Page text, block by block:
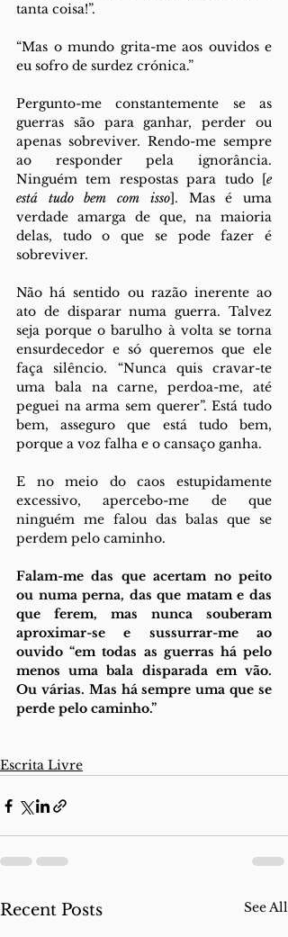
tanta coisa!”.
“Mas o mundo grita-me aos ouvidos e
eu sofro de surdez crónica.”
Pergunto-me constantemente se as
guerras são para ganhar, perder ou
apenas sobreviver. Rendo-me sempre
ao responder pela ignorância.
Ninguém tem respostas para tudo [e
está tudo bem com isso]. Mas é uma
verdade amarga de que, na maioria
delas, tudo o que se pode fazer é
sobreviver.
Não há sentido ou razão inerente ao
ato de disparar numa guerra. Talvez
seja porque o barulho à volta se torna
ensurdecedor e só queremos que ele
faça silêncio. “Nunca quis cravar-te
uma bala na carne, perdoa-me, até
peguei na arma sem querer”. Está tudo
bem, asseguro que está tudo bem,
porque a voz falha e o cansaço ganha.
E no meio do caos estupidamente
excessivo, apercebo-me de que
ninguém me falou das balas que se
perdem pelo caminho.
Falam-me das que acertam no peito
ou numa perna, das que matam e das
que ferem, mas nunca souberam
aproximar-se e sussurrar-me ao
ouvido “em todas as guerras há pelo
menos uma bala disparada em vão.
Ou várias. Mas há sempre uma que se
perde pelo caminho.”
Escrita Livre
Recent Posts See All